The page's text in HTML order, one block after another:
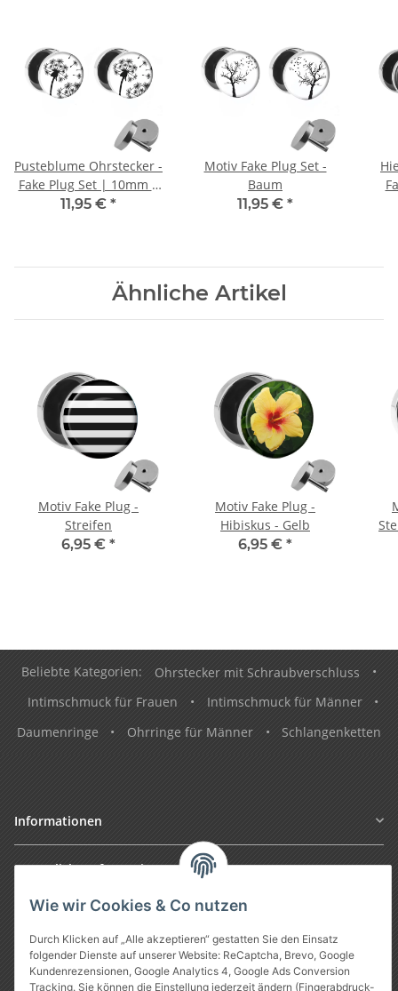
Wie wir Cookies & Co nutzen
Durch Klicken auf „Alle akzeptieren“ gestatten Sie den Einsatz
folgender Dienste auf unserer Website: ReCaptcha, Brevo, Google
Kundenrezensionen, Google Analytics 4, Google Ads Conversion
Tracking. Sie können die Einstellung jederzeit ändern (Fingerabdruck-
Pusteblume Ohrstecker -
Fake Plug Set | 10mm |
Chirurgenstahl
11,95 € *
Motiv Fake Plug Set -
Baum
11,95 € *
Ähnliche Artikel
Motiv Fake Plug -
Streifen
6,95 € *
Motiv Fake Plug -
Hibiskus - Gelb
6,95 € *
Beliebte Kategorien: Ohrstecker mit Schraubverschluss
•
Intimschmuck für Frauen
• Intimschmuck für Männer
•
Daumenringe
• Ohrringe für Männer • Schlangenketten
Informationen
Gesetzliche Informationen